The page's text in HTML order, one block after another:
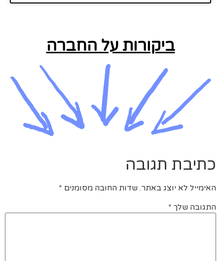
ביקורות על החברה
כתיבת תגובה
האימייל לא יוצג באתר. שדות החובה מסומנים *
התגובה שלך *